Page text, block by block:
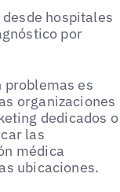
hospitales
por
es
organizaciones
dedicados o
las
médica
ubicaciones.